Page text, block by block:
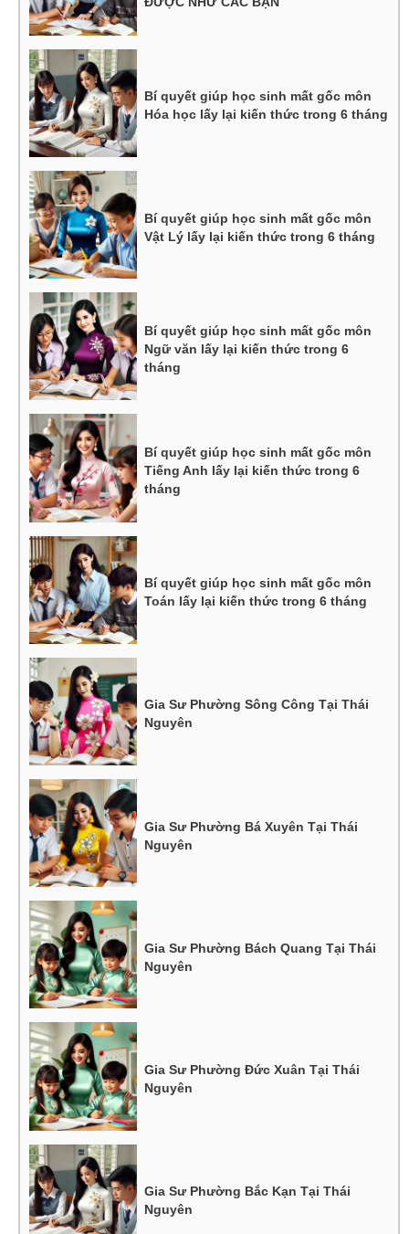
Bí quyết giúp học sinh mất gốc môn
Hóa học lấy lại kiến thức trong 6 tháng
Bí quyết giúp học sinh mất gốc môn
Vật Lý lấy lại kiến thức trong 6 tháng
Bí quyết giúp học sinh mất gốc môn
Ngữ văn lấy lại kiến thức trong 6
tháng
Bí quyết giúp học sinh mất gốc môn
Tiếng Anh lấy lại kiến thức trong 6
tháng
Bí quyết giúp học sinh mất gốc môn
Toán lấy lại kiến thức trong 6 tháng
Gia Sư Phường Sông Công Tại Thái
Nguyên
Gia Sư Phường Bá Xuyên Tại Thái
Nguyên
Gia Sư Phường Bách Quang Tại Thái
Nguyên
Gia Sư Phường Đức Xuân Tại Thái
Nguyên
Gia Sư Phường Bắc Kạn Tại Thái
Nguyên